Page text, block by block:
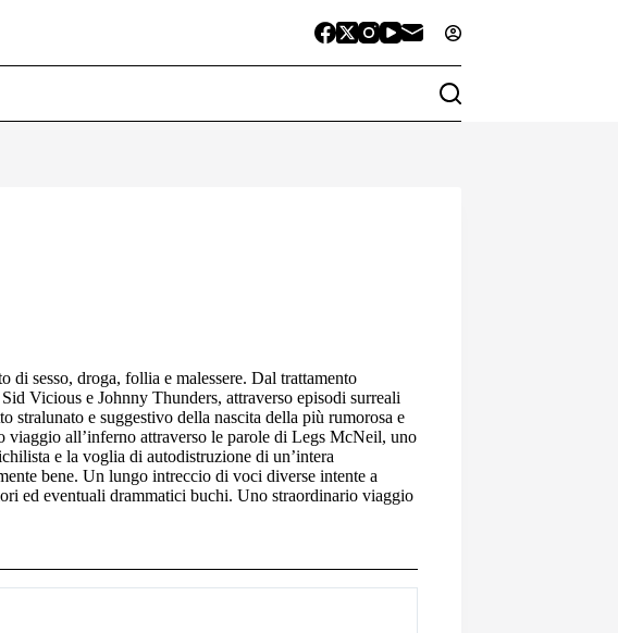
sesso, droga, follia e malessere. Dal trattamento
Vicious e Johnny Thunders, attraverso episodi surreali
stralunato e suggestivo della nascita della più rumorosa e
viaggio all’inferno attraverso le parole di Legs McNeil, uno
e la voglia di autodistruzione di un’intera
bene. Un lungo intreccio di voci diverse intente a
ed eventuali drammatici buchi. Uno straordinario viaggio